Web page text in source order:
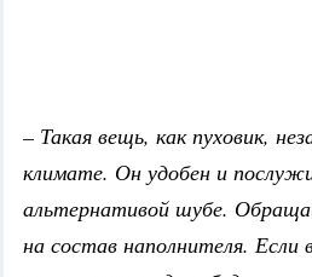
– Такая вещь, как пуховик,
климате. Он удобен и
альтернативой шубе.
на состав наполнителя. Если